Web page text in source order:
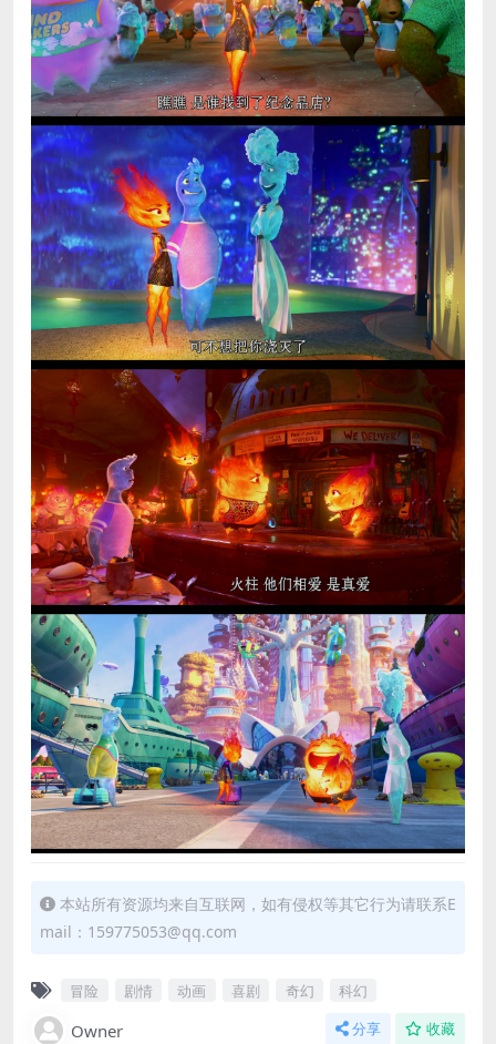
本站所有资源均来自互联网，如有侵权等其它行为请联系E
mail：159775053@qq.com
冒险 剧情 动画 喜剧 奇幻 科幻
Owner 分享 收藏